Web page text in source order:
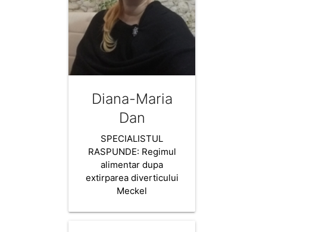
Diana-Maria
Dan
SPECIALISTUL
RASPUNDE: Regimul
alimentar dupa
extirparea diverticului
Meckel